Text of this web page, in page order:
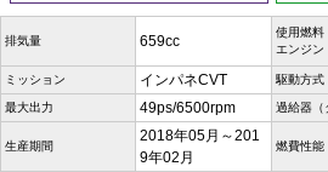
排気量 659cc
使用燃料
エンジン
ミッション インパネCVT 駆動方式
最大出力 49ps/6500rpm 過給器（
生産期間
2018年05月～201
9年02月
燃費性能